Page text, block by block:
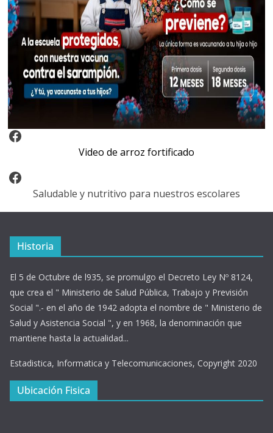
Video Arroz Fortificado
Video de arroz fortificado
Facebook
Saludable y nutritivo para nuestros escolares
Historia
El 5 de Octubre de l935, se promulgo el Decreto Ley Nº 8124,
que crea el " Ministerio de Salud Pública, Trabajo y Previsión
Social ".- en el año de 1942 adopta el nombre de " Ministerio de
Salud y Asistencia Social ", y en 1968, la denominación que
mantiene hasta la actualidad...
Estadistica, Informatica y Telecomunicaciones, Copyright 2020
Ubicación Fisica